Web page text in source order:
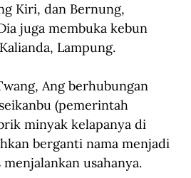
Kiri, dan Bernung,
juga membuka kebun
Lampung.
Ang berhubungan
(pemerintah
minyak kelapanya di
berganti nama menjadi
menjalankan usahanya.